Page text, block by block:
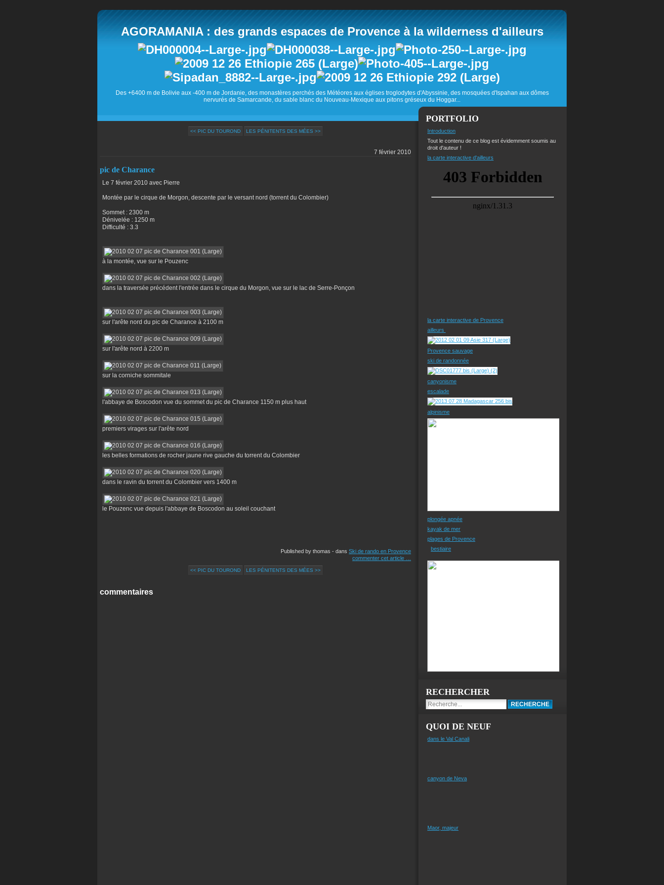
AGORAMANIA : des grands espaces de Provence à la wilderness d'ailleurs
Des +6400 m de Bolivie aux -400 m de Jordanie, des monastères perchés des Météores aux églises troglodytes d'Abyssinie, des mosquées d'Ispahan aux dômes
nervurés de Samarcande, du sable blanc du Nouveau-Mexique aux pitons gréseux du Hoggar...
<< PIC DU TOUROND LES PÉNITENTS DES MÉES >>
7 février 2010
pic de Charance
Le 7 février 2010 avec Pierre
Montée par le cirque de Morgon, descente par le versant nord (torrent du Colombier)
Sommet : 2300 m
Dénivelée : 1250 m
Difficulté : 3.3
à la montée, vue sur le Pouzenc
dans la traversée précédent l'entrée dans le cirque du Morgon, vue sur le lac de Serre-Ponçon
sur l'arête nord du pic de Charance à 2100 m
sur l'arête nord à 2200 m
sur la corniche sommitale
l'abbaye de Boscodon vue du sommet du pic de Charance 1150 m plus haut
premiers virages sur l'arête nord
les belles formations de rocher jaune rive gauche du torrent du Colombier
dans le ravin du torrent du Colombier vers 1400 m
le Pouzenc vue depuis l'abbaye de Boscodon au soleil couchant
Published by thomas - dans Ski de rando en Provence
commenter cet article
<< PIC DU TOUROND LES PÉNITENTS DES MÉES >>
commentaires
PORTFOLIO
Introduction
Tout le contenu de ce blog est évidemment soumis au
droit d'auteur !
la carte interactive d'ailleurs
la carte interactive de Provence
ailleurs
Provence sauvage
ski de randonnée
canyonisme
escalade
alpinisme
plongée apnée
kayak de mer
plages de Provence
bestiaire
RECHERCHER
QUOI DE NEUF
dans le Val Canali
canyon de Neva
Maor, majeur